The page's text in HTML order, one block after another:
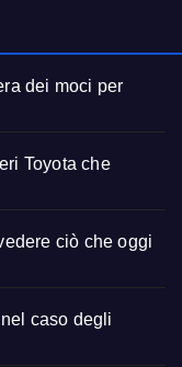
dei moci per
Toyota che
ciò che oggi
caso degli